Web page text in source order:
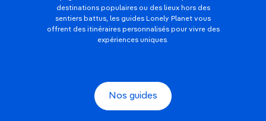
destinations populaires ou des lieux hors des
sentiers battus, les guides Lonely Planet vous
offrent des itinéraires personnalisés pour vivre des
expériences uniques.
Nos guides